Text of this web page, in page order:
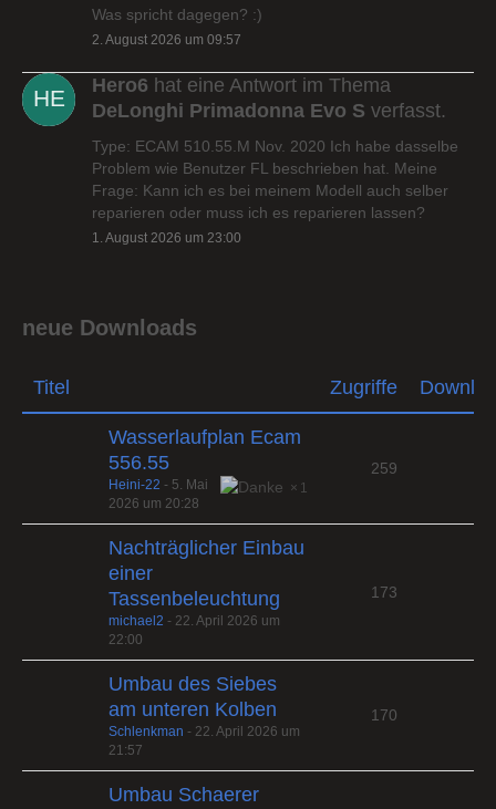
Was spricht dagegen? :)
2. August 2026 um 09:57
Hero6 hat eine Antwort im Thema
DeLonghi Primadonna Evo S verfasst.
Type: ECAM 510.55.M Nov. 2020 Ich habe dasselbe
Problem wie Benutzer FL beschrieben hat. Meine
Frage: Kann ich es bei meinem Modell auch selber
reparieren oder muss ich es reparieren lassen?
1. August 2026 um 23:00
neue Downloads
Titel Zugriffe
Wasserlaufplan Ecam
556.55
1
Heini-22 - 5. Mai
2026 um 20:28
259
Nachträglicher Einbau
einer
Tassenbeleuchtung
michael2 - 22. April 2026 um
22:00
173
Umbau des Siebes
am unteren Kolben
Schlenkman - 22. April 2026 um
21:57
170
Umbau Schaerer